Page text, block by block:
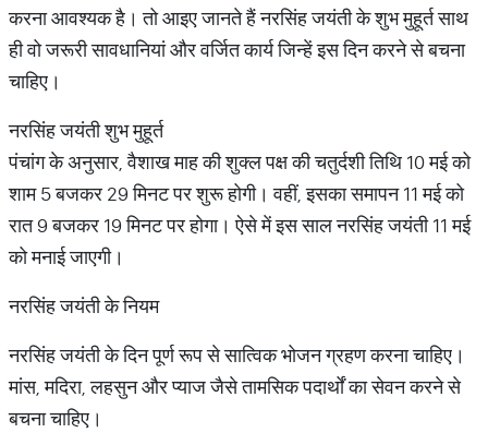
करना आवश्यक है। तो आइए जानते हैं नरसिंह जयंती के शुभ मुहूर्त साथ
ही वो जरूरी सावधानियां और वर्जित कार्य जिन्हें इस दिन करने से बचना
चाहिए।
नरसिंह जयंती शुभ मुहूर्त
पंचांग के अनुसार, वैशाख माह की शुक्ल पक्ष की चतुर्दशी तिथि 10 मई को
शाम 5 बजकर 29 मिनट पर शुरू होगी। वहीं, इसका समापन 11 मई को
रात 9 बजकर 19 मिनट पर होगा। ऐसे में इस साल नरसिंह जयंती 11 मई
को मनाई जाएगी।
नरसिंह जयंती के नियम
नरसिंह जयंती के दिन पूर्ण रूप से सात्विक भोजन ग्रहण करना चाहिए।
मांस, मदिरा, लहसुन और प्याज जैसे तामसिक पदार्थों का सेवन करने से
बचना चाहिए।